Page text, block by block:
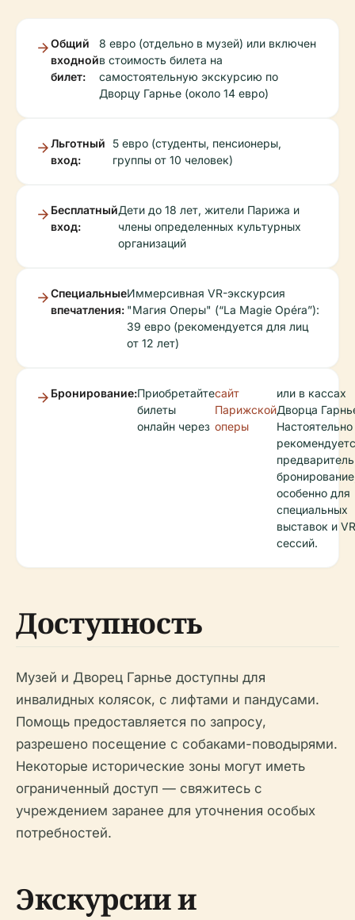
Общий
входной
билет:
8 евро (отдельно в музей) или включен
в стоимость билета на
самостоятельную экскурсию по
Дворцу Гарнье (около 14 евро)
Льготный
вход:
5 евро (студенты, пенсионеры,
группы от 10 человек)
Бесплатный
вход:
Дети до 18 лет, жители Парижа и
члены определенных культурных
организаций
Специальные
впечатления:
Иммерсивная VR-экскурсия
"Магия Оперы" (“La Magie Opéra”):
39 евро (рекомендуется для лиц
от 12 лет)
Бронирование:Приобретайте
билеты
онлайн через
сайт
Парижской
оперы
или в кассах
Дворца
Настоятельно
особенно для
специальных
выставок и
сессий.
Доступность
Музей и Дворец Гарнье доступны для
инвалидных колясок, с лифтами и пандусами.
Помощь предоставляется по запросу,
разрешено посещение с собаками-поводырями.
Некоторые исторические зоны могут иметь
ограниченный доступ — свяжитесь с
учреждением заранее для уточнения особых
потребностей.
Экскурсии и